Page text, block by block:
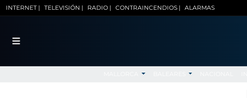
INTERNET | TELEVISIÓN | RADIO | CONTRAINCENDIOS | ALARMAS